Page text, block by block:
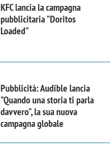
KFC lancia la campagna
pubblicitaria "Doritos
Loaded"
Pubblicità: Audible lancia
"Quando una storia ti parla
davvero", la sua nuova
campagna globale